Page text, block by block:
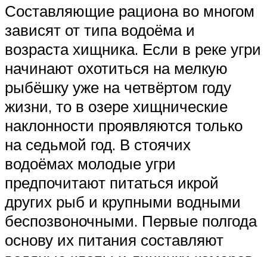
Составляющие рациона во многом
зависят от типа водоёма и
возраста хищника. Если в реке угри
начинают охотиться на мелкую
рыбёшку уже на четвёртом году
жизни, то в озере хищнические
наклонности проявляются только
на седьмой год. В стоячих
водоёмах молодые угри
предпочитают питаться икрой
других рыб и крупными водными
беспозвоночными. Первые полгода
основу их питания составляют